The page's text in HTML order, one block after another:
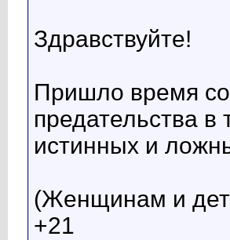
Здравствуйте!
Пришло время
предательства
истинных и
(Женщинам и
+21